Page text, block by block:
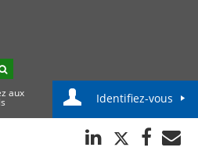
aux Identifiez-vous